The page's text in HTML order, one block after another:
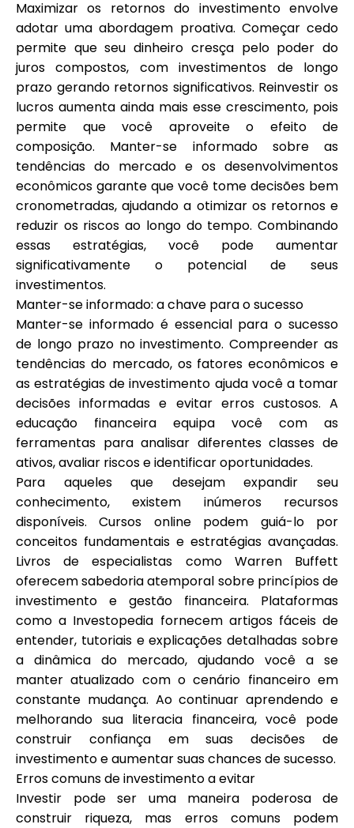
Maximizar os retornos do investimento envolve
adotar uma abordagem proativa. Começar cedo
permite que seu dinheiro cresça pelo poder do
juros compostos, com investimentos de longo
prazo gerando retornos significativos. Reinvestir os
lucros aumenta ainda mais esse crescimento, pois
permite que você aproveite o efeito de
composição. Manter-se informado sobre as
tendências do mercado e os desenvolvimentos
econômicos garante que você tome decisões bem
cronometradas, ajudando a otimizar os retornos e
reduzir os riscos ao longo do tempo. Combinando
essas estratégias, você pode aumentar
significativamente o potencial de seus
investimentos.
Manter-se informado: a chave para o sucesso
Manter-se informado é essencial para o sucesso
de longo prazo no investimento. Compreender as
tendências do mercado, os fatores econômicos e
as estratégias de investimento ajuda você a tomar
decisões informadas e evitar erros custosos. A
educação financeira equipa você com as
ferramentas para analisar diferentes classes de
ativos, avaliar riscos e identificar oportunidades.
Para aqueles que desejam expandir seu
conhecimento, existem inúmeros recursos
disponíveis. Cursos online podem guiá-lo por
conceitos fundamentais e estratégias avançadas.
Livros de especialistas como Warren Buffett
oferecem sabedoria atemporal sobre princípios de
investimento e gestão financeira. Plataformas
como a Investopedia fornecem artigos fáceis de
entender, tutoriais e explicações detalhadas sobre
a dinâmica do mercado, ajudando você a se
manter atualizado com o cenário financeiro em
constante mudança. Ao continuar aprendendo e
melhorando sua literacia financeira, você pode
construir confiança em suas decisões de
investimento e aumentar suas chances de sucesso.
Erros comuns de investimento a evitar
Investir pode ser uma maneira poderosa de
construir riqueza, mas erros comuns podem